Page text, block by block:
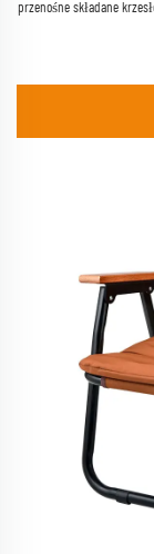
przenośne składane